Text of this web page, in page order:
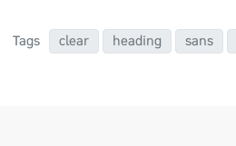
Tags clear heading sans